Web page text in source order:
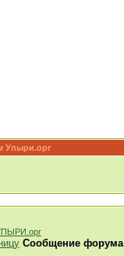
Упыри.орг
Сообщение форума